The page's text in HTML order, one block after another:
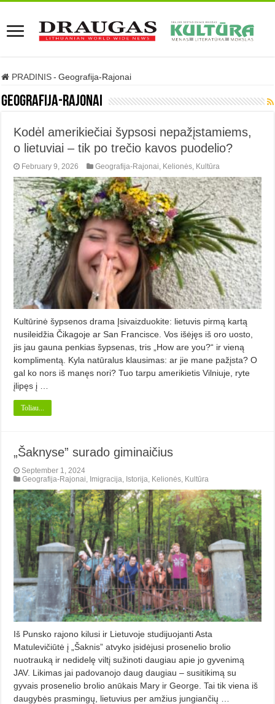
PRADINIS - Geografija-Rajonai
Geografija-Rajonai
Kodėl amerikiečiai šypsosi nepažįstamiems,
o lietuviai – tik po trečio kavos puodelio?
February 9, 2026 Geografija-Rajonai, Kelionės, Kultūra
Kultūrinė šypsenos drama Įsivaizduokite: lietuvis pirmą kartą
nusileidžia Čikagoje ar San Francisce. Vos išėjęs iš oro uosto,
jis jau gauna penkias šypsenas, tris „How are you?“ ir vieną
komplimentą. Kyla natūralus klausimas: ar jie mane pažįsta? O
gal ko nors iš manęs nori? Tuo tarpu amerikietis Vilniuje, ryte
įlipęs į …
Toliau...
„Šaknyse” surado giminaičius
September 1, 2024
Geografija-Rajonai Imigracija Istorija Kelionės Kultūra
Iš Punsko rajono kilusi ir Lietuvoje studijuojanti Asta
Matulevičiūtė į „Šaknis” atvyko įsidėjusi prosenelio brolio
nuotrauką ir nedidelę viltį sužinoti daugiau apie jo gyvenimą
JAV. Likimas jai padovanojo daug daugiau – susitikimą su
gyvais prosenelio brolio anūkais Mary ir George. Tai tik viena iš
daugybės prasmingų, lietuvius per amžius jungiančių …